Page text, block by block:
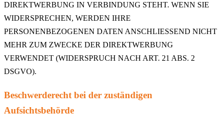
DIREKTWERBUNG IN VERBINDUNG STEHT. WENN SIE
WIDERSPRECHEN, WERDEN IHRE
PERSONENBEZOGENEN DATEN ANSCHLIESSEND NICHT
MEHR ZUM ZWECKE DER DIREKTWERBUNG
VERWENDET (WIDERSPRUCH NACH ART. 21 ABS. 2
DSGVO).
Beschwerderecht bei der zuständigen
Aufsichtsbehörde